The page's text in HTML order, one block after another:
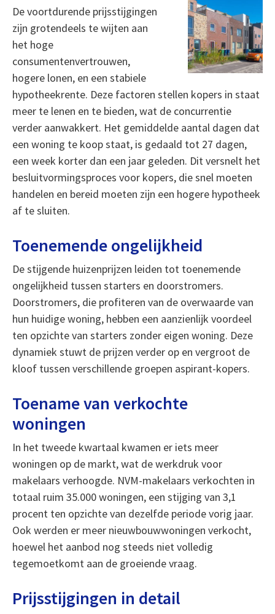
De voortdurende prijsstijgingen
zijn grotendeels te wijten aan
het hoge
consumentenvertrouwen,
hogere lonen, en een stabiele
hypotheekrente. Deze factoren stellen kopers in staat
meer te lenen en te bieden, wat de concurrentie
verder aanwakkert. Het gemiddelde aantal dagen dat
een woning te koop staat, is gedaald tot 27 dagen,
een week korter dan een jaar geleden. Dit versnelt het
besluitvormingsproces voor kopers, die snel moeten
handelen en bereid moeten zijn een hogere hypotheek
af te sluiten.
Toenemende ongelijkheid
De stijgende huizenprijzen leiden tot toenemende
ongelijkheid tussen starters en doorstromers.
Doorstromers, die profiteren van de overwaarde van
hun huidige woning, hebben een aanzienlijk voordeel
ten opzichte van starters zonder eigen woning. Deze
dynamiek stuwt de prijzen verder op en vergroot de
kloof tussen verschillende groepen aspirant-kopers.
Toename van verkochte
woningen
In het tweede kwartaal kwamen er iets meer
woningen op de markt, wat de werkdruk voor
makelaars verhoogde. NVM-makelaars verkochten in
totaal ruim 35.000 woningen, een stijging van 3,1
procent ten opzichte van dezelfde periode vorig jaar.
Ook werden er meer nieuwbouwwoningen verkocht,
hoewel het aanbod nog steeds niet volledig
tegemoetkomt aan de groeiende vraag.
Prijsstijgingen in detail